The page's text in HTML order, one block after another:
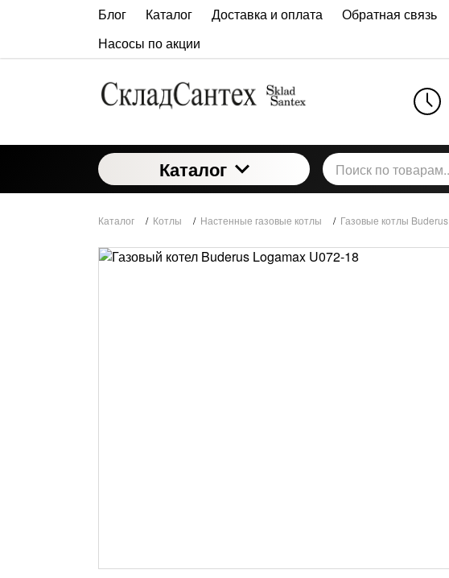
Блог Каталог Доставка и оплата Обратная связь
Насосы по акции
Каталог
Каталог / Котлы / Настенные газовые котлы / Газовые котлы Buderus